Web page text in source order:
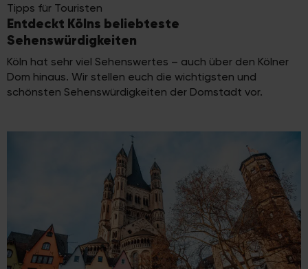
Tipps für Touristen
Entdeckt Kölns beliebteste
Sehenswürdigkeiten
Köln hat sehr viel Sehenswertes – auch über den Kölner
Dom hinaus. Wir stellen euch die wichtigsten und
schönsten Sehenswürdigkeiten der Domstadt vor.